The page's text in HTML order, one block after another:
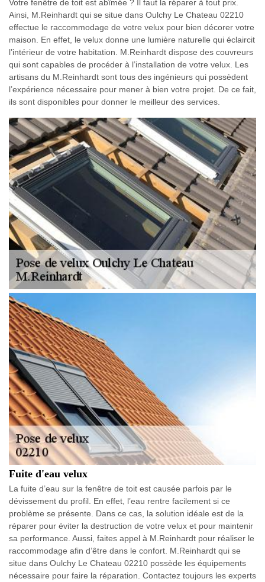
Votre fenêtre de toit est abîmée ? Il faut la réparer à tout prix.
Ainsi, M.Reinhardt qui se situe dans Oulchy Le Chateau 02210
effectue le raccommodage de votre velux pour bien décorer votre
maison. En effet, le velux donne une lumière naturelle qui éclaircit
l’intérieur de votre habitation. M.Reinhardt dispose des couvreurs
qui sont capables de procéder à l’installation de votre velux. Les
artisans du M.Reinhardt sont tous des ingénieurs qui possèdent
l’expérience nécessaire pour mener à bien votre projet. De ce fait,
ils sont disponibles pour donner le meilleur des services.
Fuite d'eau velux
La fuite d’eau sur la fenêtre de toit est causée parfois par le
dévissement du profil. En effet, l’eau rentre facilement si ce
problème se présente. Dans ce cas, la solution idéale est de la
réparer pour éviter la destruction de votre velux et pour maintenir
sa performance. Aussi, faites appel à M.Reinhardt pour réaliser le
raccommodage afin d’être dans le confort. M.Reinhardt qui se
situe dans Oulchy Le Chateau 02210 possède les équipements
nécessaire pour faire la réparation. Contactez toujours les experts